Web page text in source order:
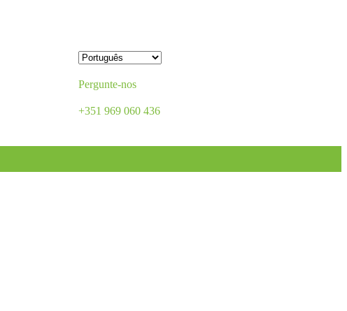
Pergunte-nos
+351 969 060 436